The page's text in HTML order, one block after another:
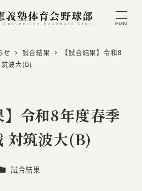
MENU
せ 試合結果
【試合結果】令和8
波大(B)
】令和8年度春季
対筑波大(B)
テゴリー
試合結果